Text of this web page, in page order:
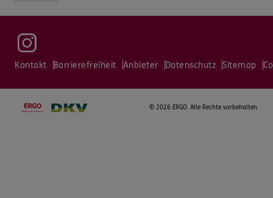
Kontakt Barrierefreiheit Anbieter Datenschutz Sitemap
© 2026 ERGO. Alle Rechte vorbehalten.